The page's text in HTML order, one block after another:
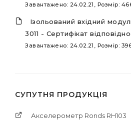
Завантажено: 24.02.21, Розмір:
Ізольований вхідний
3011 - Сертифікат
Завантажено: 24.02.21, Розмір:
СУПУТНЯ ПРОДУКЦІЯ
Акселерометр Ronds RH103